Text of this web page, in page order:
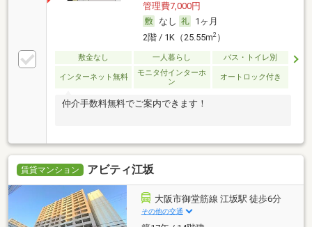
管理費7,000円
なし
1ヶ月
2階 / 1K（25.55m2）
敷金なし 一人暮らし バス・トイレ別
インターネット無料
モニタ付インターホ
ン
オートロック付き
仲介手数料無料でご案内できます！
賃貸マンション アビティ江坂
大阪市御堂筋線 江坂駅 徒歩6分
その他の交通